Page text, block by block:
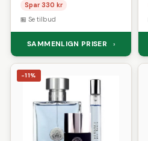
Spar 330 kr
Se tilbud
SAMMENLIGN PRISER ›
-11%